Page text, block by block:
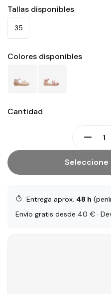
Tallas disponibles
35
Colores disponibles
Cantidad
Seleccione
Entrega aprox. 48 h
Envío gratis desde 40 € ·